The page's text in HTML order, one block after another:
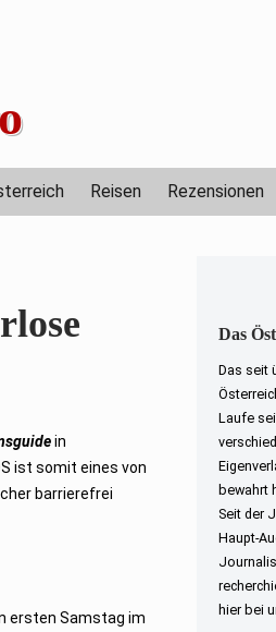
Reisen Rezensionen
in
ist somit eines von
barrierefrei
ersten Samstag im
Das
Das seit
Laufe
bewahrt
Seit der
Haupt-
hier bei